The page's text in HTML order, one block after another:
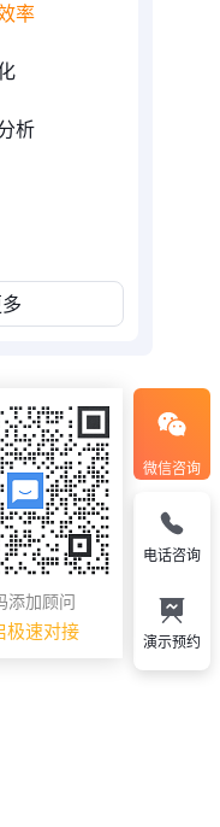
率
析
微信咨询
添加顾问
极速对接
电话咨询
演示预约